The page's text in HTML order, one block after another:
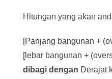
Hitungan yang akan
[Panjang bangunan +
[lebar bangunan +
dibagi dengan Derajat